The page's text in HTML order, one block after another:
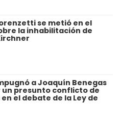
se metió en el
la inhabilitación de
a Joaquín Benegas
un presunto conflicto de
el debate de la Ley de